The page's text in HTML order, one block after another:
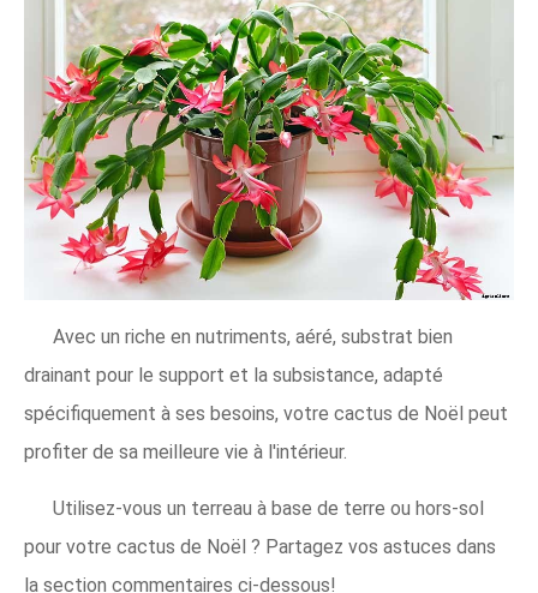
Avec un riche en nutriments, aéré, substrat bien
drainant pour le support et la subsistance, adapté
spécifiquement à ses besoins, votre cactus de Noël peut
profiter de sa meilleure vie à l'intérieur.
Utilisez-vous un terreau à base de terre ou hors-sol
pour votre cactus de Noël ? Partagez vos astuces dans
la section commentaires ci-dessous!